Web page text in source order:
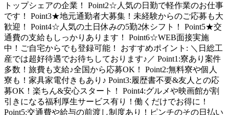
トップシェアの企業！ Point2☆人気の日勤で軽作業のお仕事
です！ Point3★地元通勤者大募集！未経験からのご応募も大
歓迎！ Point4☆人気の土日休みの5勤2休シフト！ Point5★交
通費の支給もしっかりあります！ Point6☆WEB面接実施
中！ご自宅からでも登録可能！ おすすめポイント: ＼日総工
産では超好待遇でお待ちしております♪／ Point1:寮あり案件
多数！旅費も支給♪全国から応募OK！ Point2:無料寮や個人
寮も！家具家電付きもあり♪ Point3:履歴書不要&友人との応
募OK！楽ちん&安心スタート！ Point4:グルメや映画館が割
引きになる福利厚生サービス有り！働くだけでお得に！
Point5:交通費や給与の前渡し制度あり！ピンチのその日払い